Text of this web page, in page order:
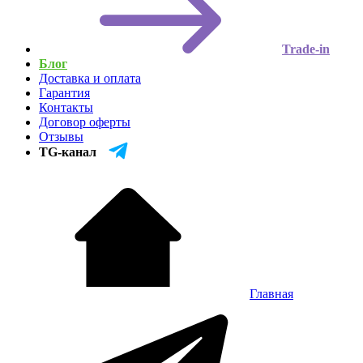
Trade-in
Блог
Доставка и оплата
Гарантия
Контакты
Договор оферты
Отзывы
TG-канал
Главная